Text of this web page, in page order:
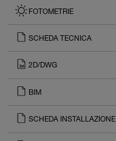
FOTOMETRIE
SCHEDA TECNICA
2D/DWG
BIM
SCHEDA INSTALLAZIONE